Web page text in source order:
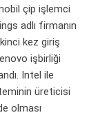
çip işlemci
adlı firmanın
kez giriş
işbirliği
Intel ile
üreticisi
olması